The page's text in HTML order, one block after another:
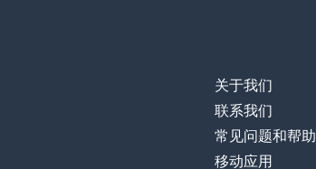
关于我们
联系我们
常见问题和帮助
移动应用